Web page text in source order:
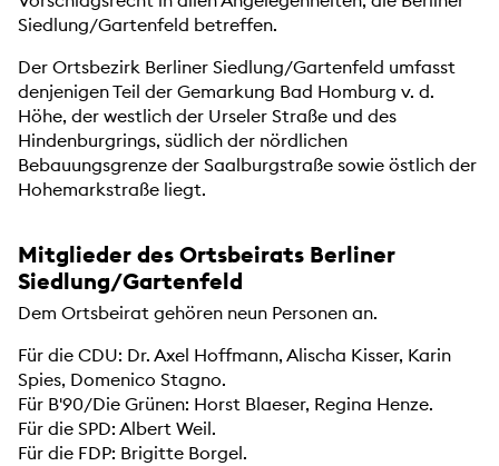
Siedlung/Gartenfeld betreffen.
Der Ortsbezirk Berliner Siedlung/Gartenfeld umfasst
denjenigen Teil der Gemarkung Bad Homburg v. d.
Höhe, der westlich der Urseler Straße und des
Hindenburgrings, südlich der nördlichen
Bebauungsgrenze der Saalburgstraße sowie östlich der
Hohemarkstraße liegt.
Mitglieder des Ortsbeirats Berliner
Siedlung/Gartenfeld
Dem Ortsbeirat gehören neun Personen an.
Für die CDU: Dr. Axel Hoffmann, Alischa Kisser, Karin
Spies, Domenico Stagno.
Für B'90/Die Grünen: Horst Blaeser, Regina Henze.
Für die SPD: Albert Weil.
Für die FDP: Brigitte Borgel.